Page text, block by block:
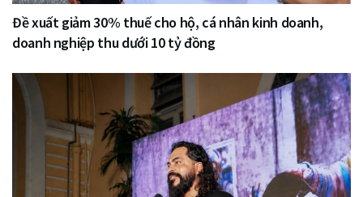
Đề xuất giảm 30% thuế cho hộ, cá nhân kinh doanh,
doanh nghiệp thu dưới 10 tỷ đồng